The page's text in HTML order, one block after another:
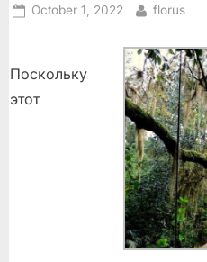
Posted
October 1, 2022 By
florus
Поскольку
этот